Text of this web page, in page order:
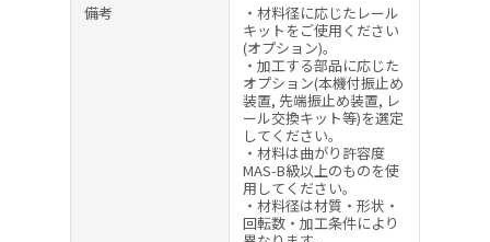
備考
・材料径に応じたレール
キットをご使用ください
(オプション)。
・加工する部品に応じた
オプション(本機付振止め
装置, 先端振止め装置, レ
ール交換キット等)を選定
してください。
・材料は曲がり許容度
MAS-B級以上のものを使
用してください。
・材料径は材質・形状・
回転数・加工条件により